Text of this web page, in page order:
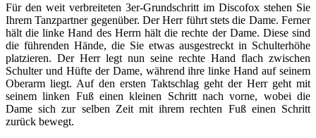
Für den weit verbreiteten 3er-Grundschritt im Discofox stehen Sie
Ihrem Tanzpartner gegenüber. Der Herr führt stets die Dame. Ferner
hält die linke Hand des Herrn hält die rechte der Dame. Diese sind
die führenden Hände, die Sie etwas ausgestreckt in Schulterhöhe
platzieren. Der Herr legt nun seine rechte Hand flach zwischen
Schulter und Hüfte der Dame, während ihre linke Hand auf seinem
Oberarm liegt. Auf den ersten Taktschlag geht der Herr geht mit
seinem linken Fuß einen kleinen Schritt nach vorne, wobei die
Dame sich zur selben Zeit mit ihrem rechten Fuß einen Schritt
zurück bewegt.